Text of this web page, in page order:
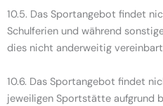
10.5. Das Sportangebot findet
Schulferien und während
dies nicht anderweitig
10.6. Das Sportangebot findet
jeweiligen Sportstätte aufgrund